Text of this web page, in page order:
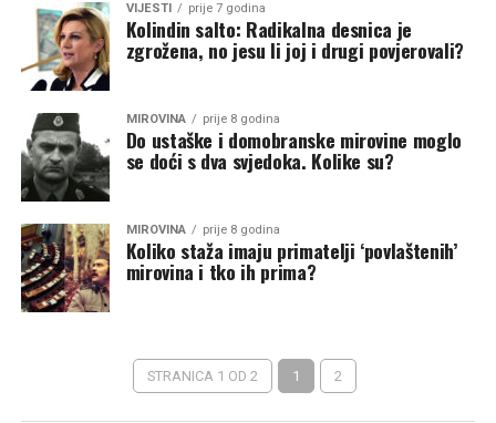
VIJESTI prije 7 godina
Kolindin salto: Radikalna desnica je
zgrožena, no jesu li joj i drugi povjerovali?
MIROVINA prije 8 godina
Do ustaške i domobranske mirovine moglo
se doći s dva svjedoka. Kolike su?
MIROVINA prije 8 godina
Koliko staža imaju primatelji ‘povlaštenih’
mirovina i tko ih prima?
STRANICA 1 OD 2 1 2